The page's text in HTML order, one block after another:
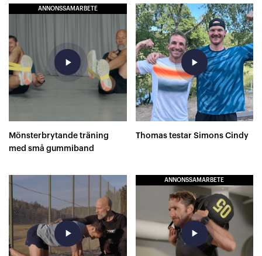
ANNONSSAMARBETE
play_arrow
Mönsterbrytande träning
med små gummiband
play_arrow
Thomas testar Simons Cindy
play_arrow
ANNONSSAMARBETE
play_arrow